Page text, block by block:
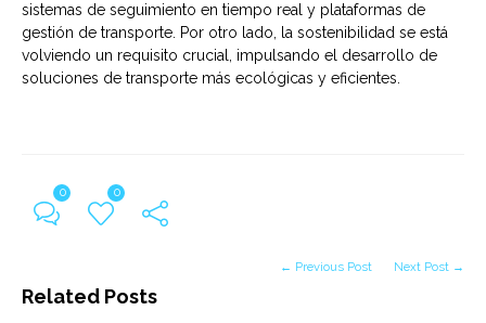
sistemas de seguimiento en tiempo real y plataformas de
gestión de transporte. Por otro lado, la sostenibilidad se está
volviendo un requisito crucial, impulsando el desarrollo de
soluciones de transporte más ecológicas y eficientes.
0 0
Related Posts
← Previous Post Next Post →